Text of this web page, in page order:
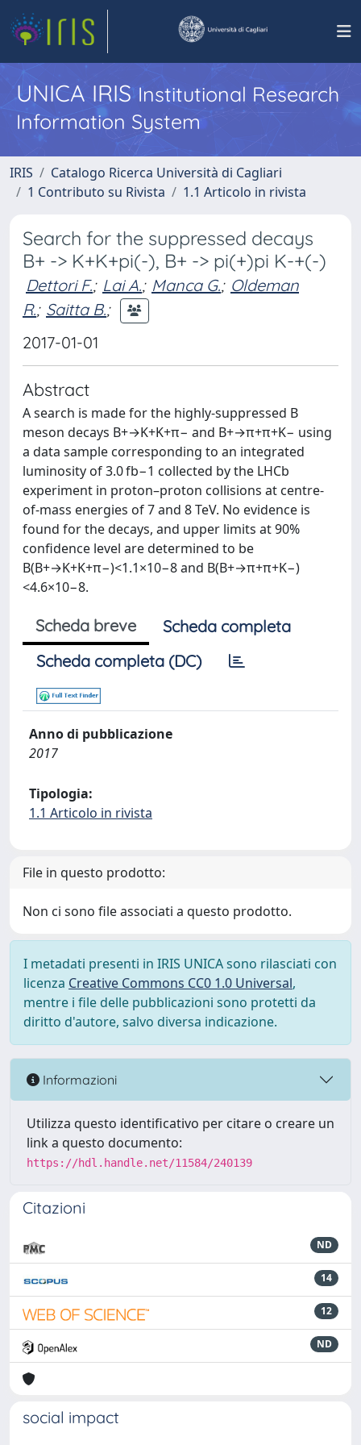
UNICA IRISInstitutional Research
Information System
IRIS
Catalogo Ricerca Università di Cagliari
1 Contributo su Rivista
1.1 Articolo in rivista
Search for the suppressed decays
B+ -> K+K+pi(-), B+ -> pi(+)pi K-+(-)
Dettori F.; Lai A.; Manca G.; Oldeman
R.; Saitta B.;
2017-01-01
Abstract
A search is made for the highly-suppressed B
meson decays B+→K+K+π− and B+→π+π+K− using
a data sample corresponding to an integrated
luminosity of 3.0 fb−1 collected by the LHCb
experiment in proton–proton collisions at centre-
of-mass energies of 7 and 8 TeV. No evidence is
found for the decays, and upper limits at 90%
confidence level are determined to be
B(B+→K+K+π−)<1.1×10−8 and B(B+→π+π+K−)
<4.6×10−8.
Scheda breve
Scheda completa
Scheda completa (DC)
Anno di pubblicazione
2017
Tipologia:
1.1 Articolo in rivista
File in questo prodotto:
Non ci sono file associati a questo prodotto.
I metadati presenti in IRIS UNICA sono rilasciati con
licenza Creative Commons CC0 1.0 Universal,
mentre i file delle pubblicazioni sono protetti da
diritto d'autore, salvo diversa indicazione.
Informazioni
Utilizza questo identificativo per citare o creare un
link a questo documento:
https://hdl.handle.net/11584/240139
Citazioni
ND
14
12
ND
social impact